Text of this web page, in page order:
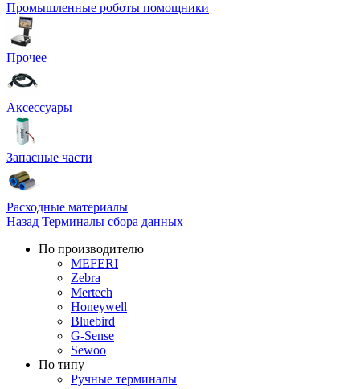
Промышленные роботы помощники
Прочее
Аксессуары
Запасные части
Расходные материалы
Назад Терминалы сбора данных
По производителю
MEFERI
Zebra
Mertech
Honeywell
Bluebird
G-Sense
Sewoo
По типу
Ручные терминалы